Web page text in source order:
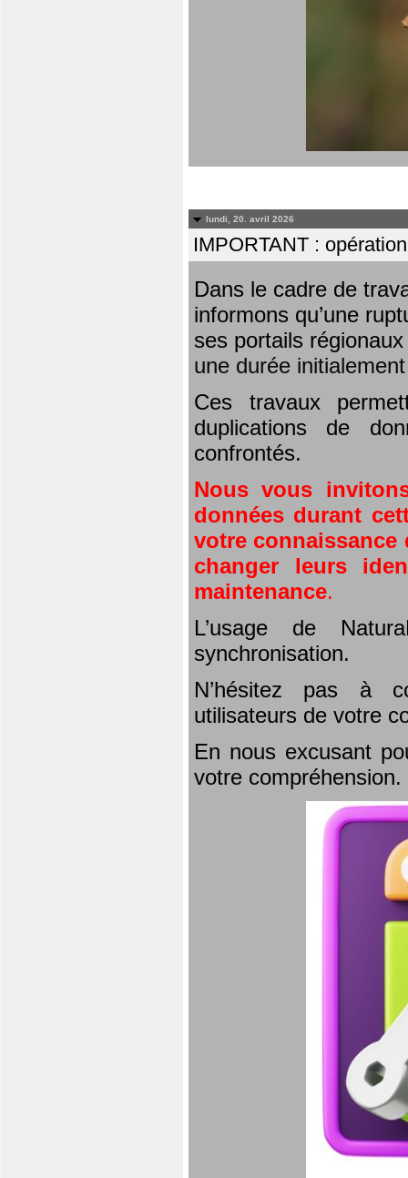
lundi, 20. avril 2026
IMPORTANT :
Dans le cadre de
informons qu’une
ses portails
une durée
Ces travaux
duplications de
confrontés.
Nous vous
données durant
votre connaissance
changer leurs
maintenance.
L’usage de
synchronisation.
N’hésitez pas à
utilisateurs de votre
En nous excusant
votre compréhension.